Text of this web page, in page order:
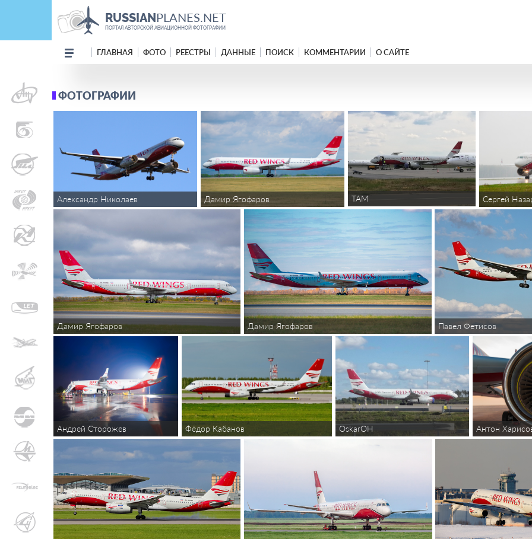
RUSSIANPLANES.NET
ПОРТАЛ АВТОРСКОЙ АВИАЦИОННОЙ ФОТОГРАФИИ
ГЛАВНАЯ ФОТО РЕЕСТРЫ ДАННЫЕ ПОИСК КОММЕНТАРИИ О САЙТЕ
ФОТОГРАФИИ
Александр Николаев Дамир Ягофаров TAM Сергей
Дамир Ягофаров Дамир Ягофаров Павел Фетисов
Андрей Сторожев Фёдор Кабанов OskarOH Антон